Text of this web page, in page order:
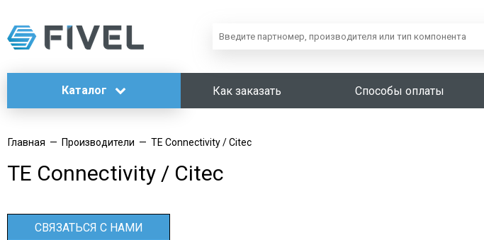
Каталог Как заказать Способы оплаты
Главная — Производители — TE Connectivity / Citec
TE Connectivity / Citec
СВЯЗАТЬСЯ С НАМИ